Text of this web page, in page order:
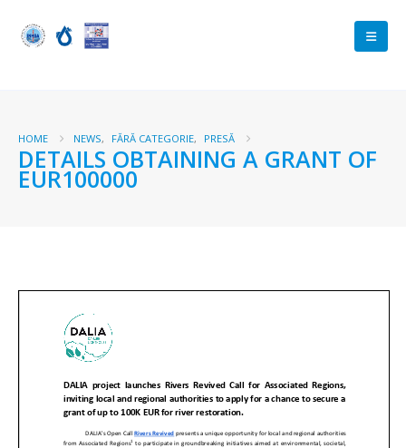
HOME NEWS, FĂRĂ CATEGORIE, PRESĂ
DETAILS OBTAINING A GRANT OF
EUR100000